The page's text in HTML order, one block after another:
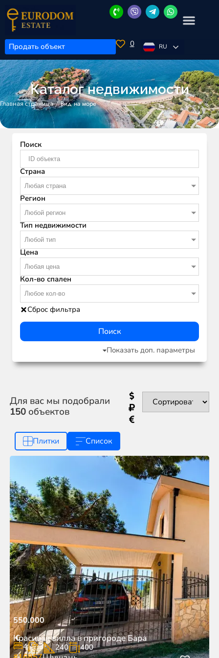
Продать объект 0 RU
Каталог недвижимости
Главная страница/Вид на море
Поиск
Страна
Любая страна
Регион
Любой регион
Тип недвижимости
Любой тип
Цена
Любая цена
Кол-во спален
Любое кол-во
Сброс фильтра
Поиск
Показать доп. параметры
Для вас мы подобрали
150 объектов
Плитки Список
550.000
€
Красивая вилла в пригороде Бара
4 3 240 400